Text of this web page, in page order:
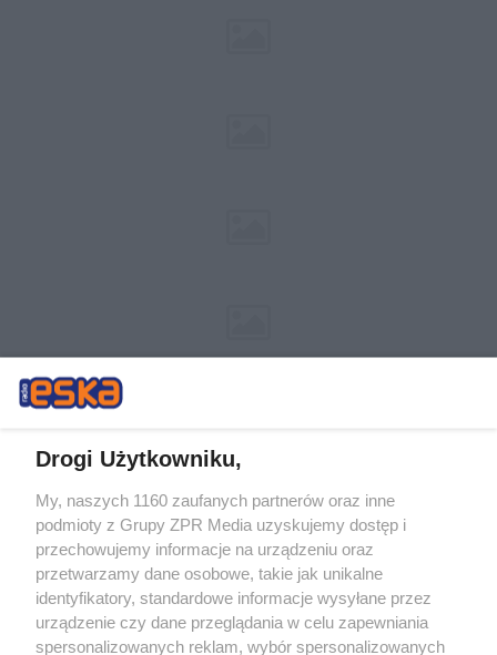
Żaden utwór zamieszczony w serwisie nie może być powielany i
rozpowszechniany lub dalej rozpowszechniany w jakikolwiek sposób (w
tym także elektroniczny lub mechaniczny) na jakimkolwiek polu
eksploatacji w jakiejkolwiek formie, włącznie z umieszczaniem w
Internecie bez pisemnej zgody właściciela praw. Jakiekolwiek użycie lub
wykorzystanie utworów w całości lub w części z naruszeniem prawa,
tzn. bez właściwej zgody, jest zabronione pod groźbą kary i może być
ścigane prawnie.
Drogi Użytkowniku,
My, naszych 1160 zaufanych partnerów oraz inne
podmioty z Grupy ZPR Media uzyskujemy dostęp i
przechowujemy informacje na urządzeniu oraz
przetwarzamy dane osobowe, takie jak unikalne
identyfikatory, standardowe informacje wysyłane przez
urządzenie czy dane przeglądania w celu zapewniania
spersonalizowanych reklam, wybór spersonalizowanych